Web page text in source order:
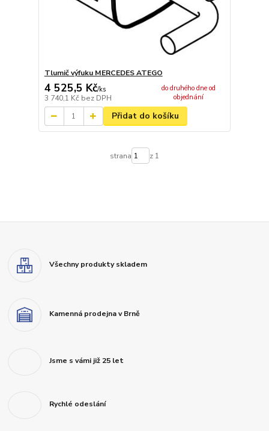
Tlumič výfuku MERCEDES ATEGO
4 525,5 Kč/ks
3 740,1 Kč bez DPH
do druhého dne od
objednání
Přidat do košíku
strana z 1
Všechny produkty skladem
Kamenná prodejna v Brně
Jsme s vámi již 25 let
Rychlé odeslání